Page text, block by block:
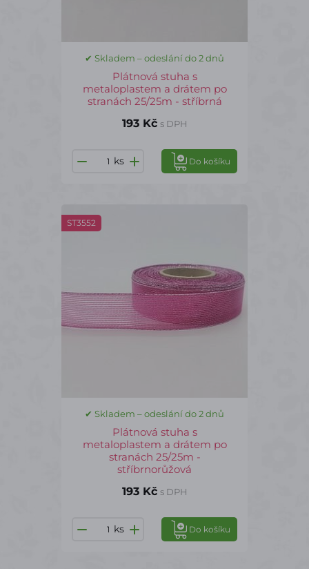
✔ Skladem – odeslání do 2 dnů
Plátnová stuha s
metaloplastem a drátem po
stranách 25/25m - stříbrná
193 Kč s DPH
ks Do košíku
ST3552
✔ Skladem – odeslání do 2 dnů
Plátnová stuha s
metaloplastem a drátem po
stranách 25/25m -
stříbrnorůžová
193 Kč s DPH
ks Do košíku